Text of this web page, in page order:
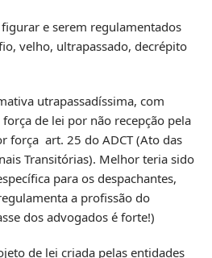
e serem regulamentados
velho, ultrapassado, decrépito
utrapassadíssima, com
de lei por não recepção pela
força art. 25 do ADCT (Ato das
Transitórias). Melhor teria sido
para os despachantes,
a profissão do
dos advogados é forte!)
de lei criada pelas entidades